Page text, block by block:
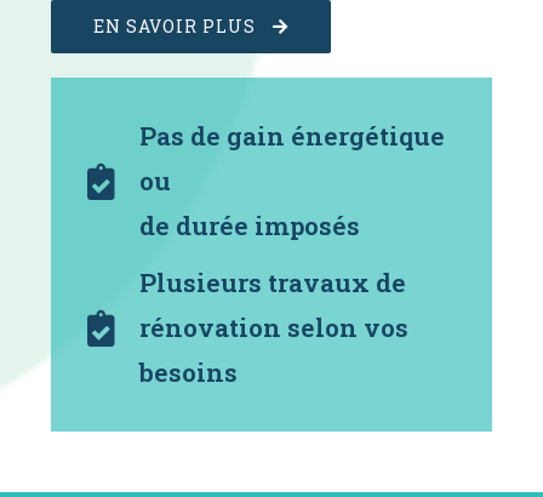
EN SAVOIR PLUS
Pas de gain énergétique
ou
de durée imposés
Plusieurs travaux de
rénovation selon vos
besoins